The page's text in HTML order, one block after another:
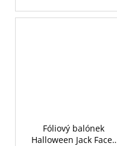
Fóliový balónek
Halloween Jack Faces